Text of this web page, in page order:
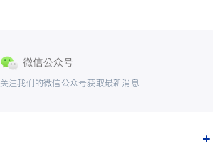
关注我们的微信公众号获取最新消息